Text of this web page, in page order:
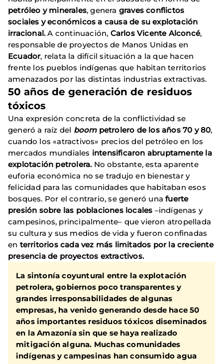
petróleo y minerales, genera graves conflictos
sociales y económicos a causa de su explotación
irracional.A continuación, Carlos Vicente Alconcé,
responsable de proyectos de Manos Unidas en
Ecuador, relata la difícil situación a la que hacen
frente los pueblos indígenas que habitan territorios
amenazados por las distintas industrias extractivas.
50 años de generación de residuos
tóxicos
Una expresión concreta de la conflictividad se
generó a raíz del boompetrolero de los años 70 y 80,
cuando los «atractivos» precios del petróleo en los
mercados mundiales intensificaron abruptamente la
explotación petrolera.No obstante, esta aparente
euforia económica no se tradujo en bienestar y
felicidad para las comunidades que habitaban esos
bosques. Por el contrario, se generó una fuerte
presión sobre las poblaciones locales –indígenas y
campesinos, principalmente– que vieron atropellada
su cultura y sus medios de vida y fueron confinadas
en territorios cada vez más limitados por la creciente
presencia de proyectos extractivos.
La sintonía coyuntural entre la explotación
petrolera, gobiernos poco transparentes y
grandes irresponsabilidades de algunas
empresas, ha venido generando desde hace 50
años importantes residuos tóxicos diseminados
en la Amazonía sin que se haya realizado
mitigación alguna. Muchas comunidades
indígenas y campesinas han consumido agua